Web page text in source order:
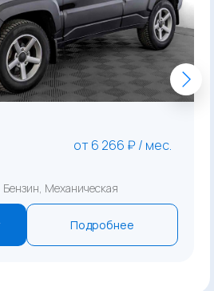
от 6 266 ₽ / мес.
Механическая
Подробнее